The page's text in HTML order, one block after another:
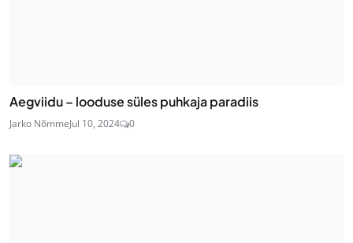
Aegviidu – looduse süles puhkaja paradiis
Jarko NõmmeJul 10, 2024 0